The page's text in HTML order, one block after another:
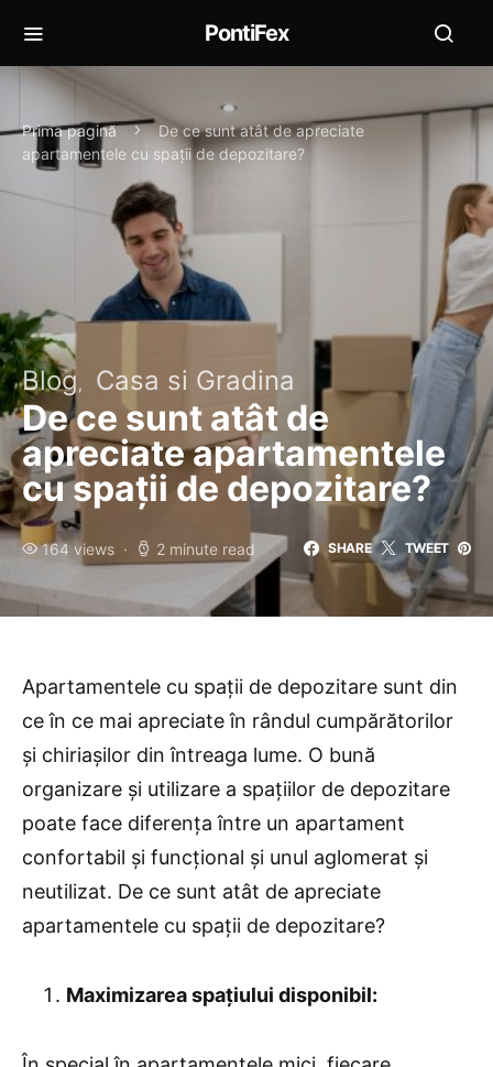
PontiFex
Prima pagină
De ce sunt atât de apreciate
apartamentele cu spații de depozitare?
Blog Casa si Gradina
De ce sunt atât de
apreciate apartamentele
cu spații de depozitare?
164 views 2 minute read SHARE TWEET
Apartamentele cu spații de depozitare sunt din
ce în ce mai apreciate în rândul cumpărătorilor
și chiriașilor din întreaga lume. O bună
organizare și utilizare a spațiilor de depozitare
poate face diferența între un apartament
confortabil și funcțional și unul aglomerat și
neutilizat. De ce sunt atât de apreciate
apartamentele cu spații de depozitare?
Maximizarea spațiului disponibil: